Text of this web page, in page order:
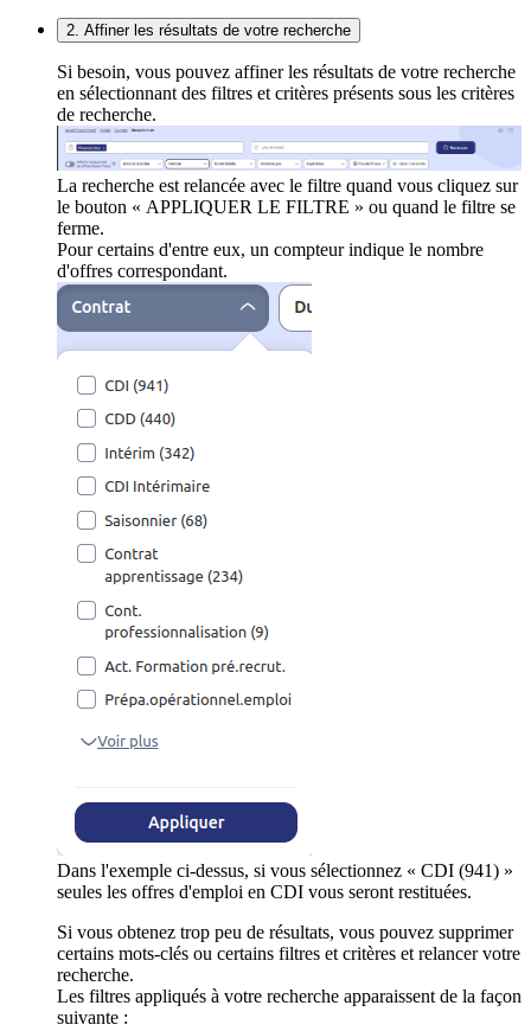
2. Affiner les résultats de votre recherche
Si besoin, vous pouvez affiner les résultats de votre recherche
en sélectionnant des filtres et critères présents sous les critères
de recherche.
La recherche est relancée avec le filtre quand vous cliquez sur
le bouton « APPLIQUER LE FILTRE » ou quand le filtre se
ferme.
Pour certains d'entre eux, un compteur indique le nombre
d'offres correspondant.
Dans l'exemple ci-dessus, si vous sélectionnez « CDI (941) »
seules les offres d'emploi en CDI vous seront restituées.
Si vous obtenez trop peu de résultats, vous pouvez supprimer
certains mots-clés ou certains filtres et critères et relancer votre
recherche.
Les filtres appliqués à votre recherche apparaissent de la façon
suivante :